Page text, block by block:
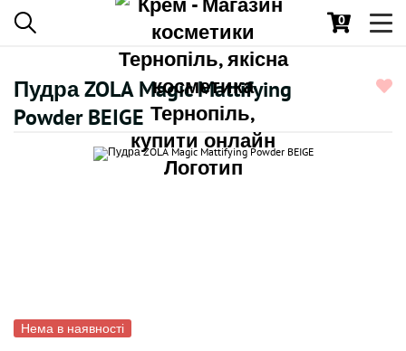
0
Пудра ZOLA Magic Mattifying
Powder BEIGE
Нема в наявності